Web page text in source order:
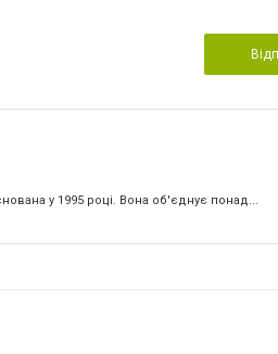
у 1995 році. Вона об'єднує понад...